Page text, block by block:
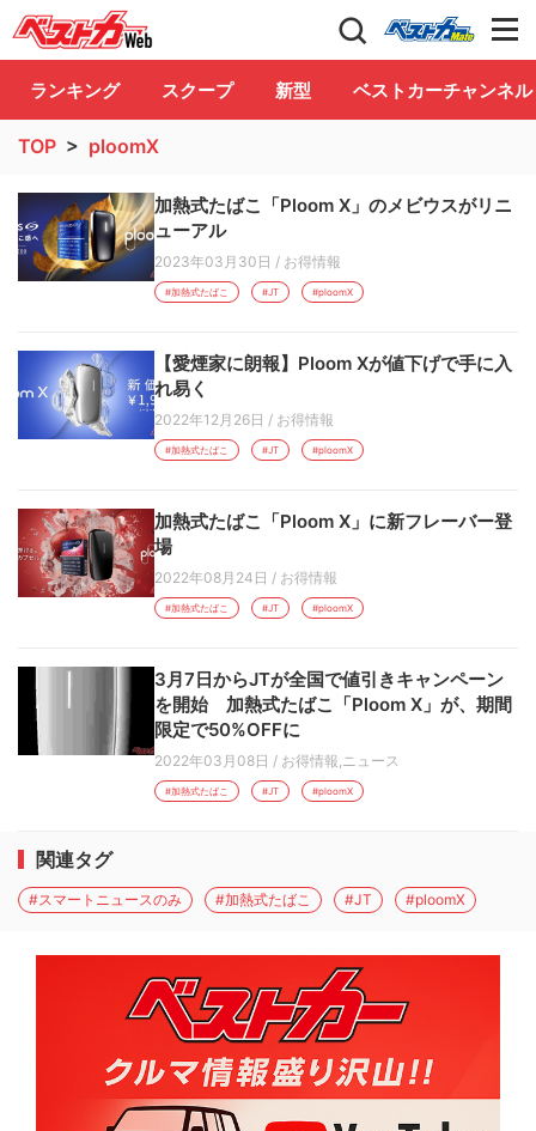
自動車情報誌「ベストカー」 Club
ランキング スクープ 新型 ベストカーチャンネル
TOP > ploomX
加熱式たばこ「Ploom X」のメビウスがリニ
ューアル
2023年03月30日 / お得情報
#加熱式たばこ #JT #ploomX
【愛煙家に朗報】Ploom Xが値下げで手に入
れ易く
2022年12月26日 / お得情報
#加熱式たばこ #JT #ploomX
加熱式たばこ「Ploom X」に新フレーバー登
場
2022年08月24日 / お得情報
#加熱式たばこ #JT #ploomX
3月7日からJTが全国で値引きキャンペーン
を開始 加熱式たばこ「Ploom X」が、期間
限定で50%OFFに
2022年03月08日 / お得情報,ニュース
#加熱式たばこ #JT #ploomX
関連タグ
#スマートニュースのみ #加熱式たばこ #JT #ploomX